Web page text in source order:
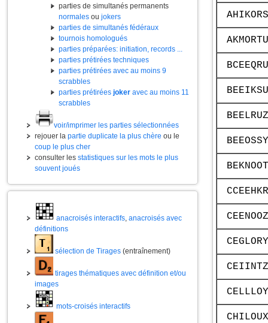
parties de simultanés permanents
normales ou jokers
parties de simultanés fédéraux
tournois homologués
parties préparées: initiation, records ...
parties prétirées techniques
parties prétirées avec au moins 9
scrabbles
parties prétirées joker avec au moins 11
scrabbles
voir/imprimer les parties sélectionnées
rejouer la partie duplicate la plus chère ou le
coup le plus cher
consulter les statistiques sur les mots le plus
souvent joués
anacroisés interactifs, anacroisés avec
définitions
sélection de Tirages (entraînement)
tirages thématiques avec définition et/ou
images
mots-croisés interactifs
AHIKORS
AKMORTU
BCEEQRU
BEEIKSU
BEELRUZ
BEEOSSY
BEKNOOT
CCEEHKR
CEENOOZ
CEGLORY
CELLLOY
CHILOUX